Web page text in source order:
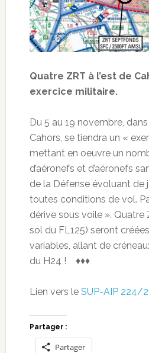
Quatre ZRT à l’est de
exercice militaire.
Du 5 au 19 novembre,
Cahors, se tiendra un «
mettant en oeuvre un
d’aéronefs et d’aéronefs
de la Défense évoluant de
toutes conditions de vol.
dérive sous voile ». Quatre
sol du FL125) seront
variables, allant de
du H24 ! ♦♦♦
Lien vers le SUP-AIP 224/
Partager :
Partager